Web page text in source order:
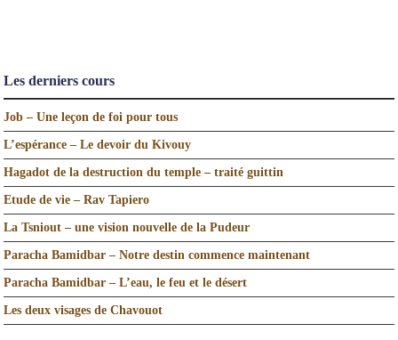
Les derniers cours
Job – Une leçon de foi pour tous
L’espérance – Le devoir du Kivouy
Hagadot de la destruction du temple – traité guittin
Etude de vie – Rav Tapiero
La Tsniout – une vision nouvelle de la Pudeur
Paracha Bamidbar – Notre destin commence maintenant
Paracha Bamidbar – L’eau, le feu et le désert
Les deux visages de Chavouot